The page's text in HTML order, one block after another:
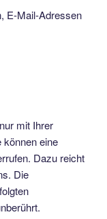
E-Mail-Adressen
mit Ihrer
können eine
Dazu reicht
Die